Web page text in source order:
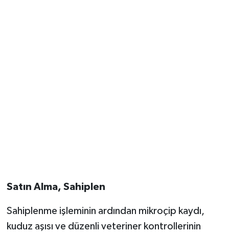
Satın Alma, Sahiplen
Sahiplenme işleminin ardından mikroçip kaydı,
kuduz aşısı ve düzenli veteriner kontrollerinin